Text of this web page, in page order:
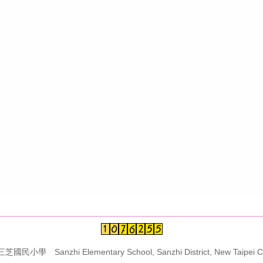
芝國民小學 Sanzhi Elementary School, Sanzhi District, New Taipei